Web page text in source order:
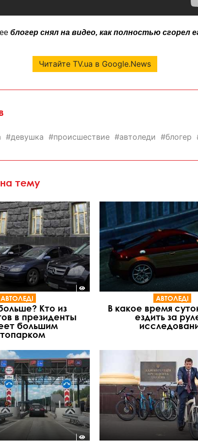
блогер снял на видео, как полностью сгорел
Читайте TV.ua в Google.News
девушка происшествие автоледи блогер
тему
АВТОЛЕДІ
Кто из
в президенты
большим
АВТОЛЕДІ
В какое время
ездить за